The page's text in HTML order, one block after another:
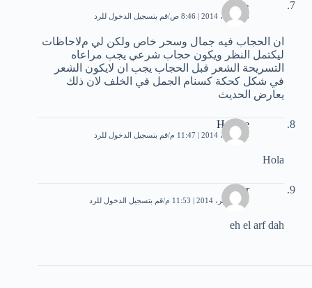
حنان
25 أبريل، 2014 | 8:46 ص قم بتسجيل الدخول للرد
ان الحجاب فيه جمال وسحر خاص ولكن لي مﻻحاظات
ليكتمل النظر ويكون حجاب شرعي يجب مراعاه
التسريحة الشعر قبل الحجاب يجب ان ﻻيكون الشعر
في شكل كحكة كسنام الجمل في الخلف ﻻن ذلك
يعارض الحديث
Hasnae
29 أبريل، 2014 | 11:47 م قم بتسجيل الدخول للرد
Hola
amr
20 سبتمبر، 2014 | 11:53 م قم بتسجيل الدخول للرد
eh el arf dah